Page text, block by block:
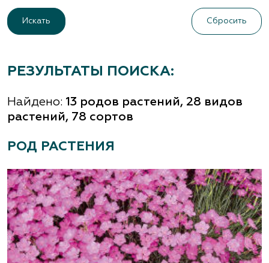
Сбросить
РЕЗУЛЬТАТЫ ПОИСКА:
Найдено: 13 родов растений, 28 видов
растений, 78 сортов
РОД РАСТЕНИЯ